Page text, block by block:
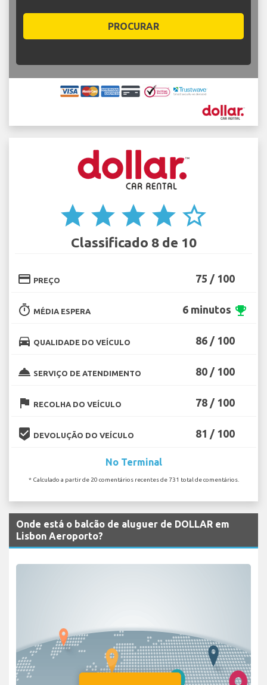
PROCURAR
star star star star star_border
Classificado 8 de 10
credit_card PREÇO 75 / 100
timer MÉDIA ESPERA 6 minutos emoji_events
directions_car QUALIDADE DO VEÍCULO 86 / 100
room_service SERVIÇO DE ATENDIMENTO 80 / 100
flag RECOLHA DO VEÍCULO 78 / 100
beenhere DEVOLUÇÃO DO VEÍCULO 81 / 100
No Terminal
* Calculado a partir de 20 comentários recentes de 731 total de comentários.
Onde está o balcão de aluguer de DOLLAR em
Lisbon Aeroporto?